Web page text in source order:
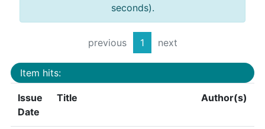
seconds).
previous 1 next
Item hits:
Issue
Date
Title Author(s)